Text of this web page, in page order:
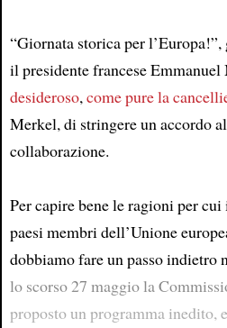
“Giornata storica per
il presidente francese Emmanuel
desideroso,come pure la
Merkel, di stringere un accordo
collaborazione.
Per capire bene le ragioni per
paesi membri dell’Unione
dobbiamo fare un passo indietro
lo scorso 27 maggio la
proposto un programma inedito,